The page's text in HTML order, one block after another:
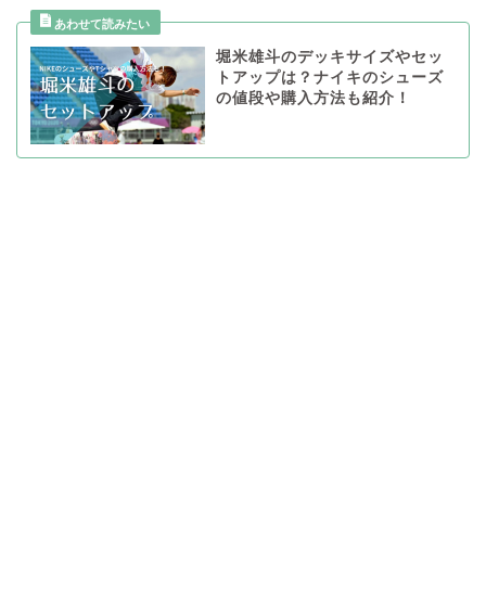
堀米雄斗のデッキサイズやセッ
トアップは？ナイキのシューズ
の値段や購入方法も紹介！